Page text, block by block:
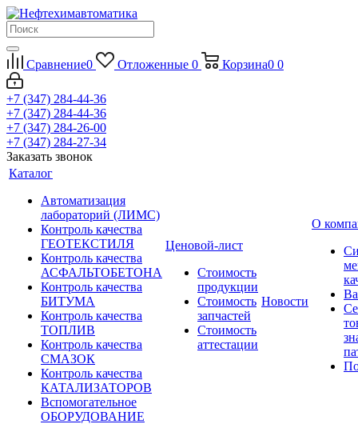
Сравнение0 Отложенные 0 Корзина0 0
+7 (347) 284-44-36
+7 (347) 284-44-36
+7 (347) 284-26-00
+7 (347) 284-27-34
Заказать звонок
Каталог
Автоматизация
лабораторий (ЛИМС)
Контроль качества
ГЕОТЕКСТИЛЯ
Контроль качества
АСФАЛЬТОБЕТОНА
Контроль качества
БИТУМА
Контроль качества
ТОПЛИВ
Контроль качества
СМАЗОК
Контроль качества
КАТАЛИЗАТОРОВ
Вспомогательное
ОБОРУДОВАНИЕ
Ценовой-лист
Стоимость
продукции
Стоимость
запчастей
Стоимость
аттестации
Новости
О